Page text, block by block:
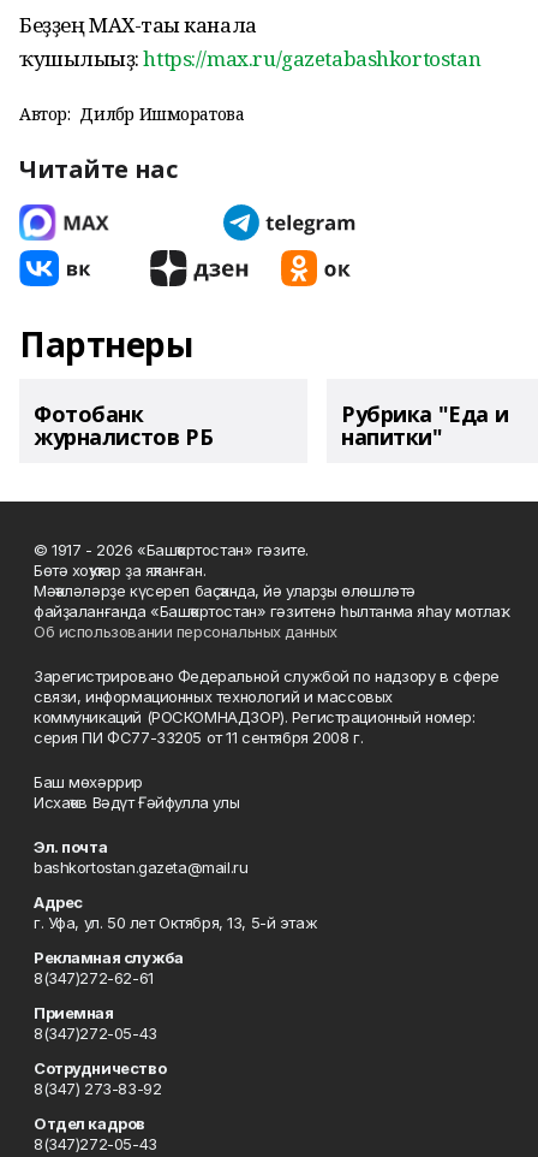
Беҙҙең МАХ-тағы каналға
ҡушылығыҙ:https://max.ru/gazetabashkortostan
Автор: Дилбәр Ишморатова
Читайте нас
Партнеры
Фотобанк
журналистов РБ
Рубрика "Еда и
напитки"
© 1917 - 2026 «Башҡортостан» гәзите.
Бөтә хоҡуҡтар ҙа яҡланған.
Мәҡәләләрҙе күсереп баҫҡанда, йә уларҙы өлөшләтә
файҙаланғанда «Башҡортостан» гәзитенә һылтанма яһау мотлаҡ.
Об использовании персональных данных
Зарегистрировано Федеральной службой по надзору в сфере
связи, информационных технологий и массовых
коммуникаций (РОСКОМНАДЗОР). Регистрационный номер:
серия ПИ ФС77-33205 от 11 сентября 2008 г.
Баш мөхәррир
Исхаҡов Вәдүт Ғәйфулла улы
Эл. почта
bashkortostan.gazeta@mail.ru
Адрес
г. Уфа, ул. 50 лет Октября, 13, 5-й этаж
Рекламная служба
8(347)272-62-61
Приемная
8(347)272-05-43
Сотрудничество
8(347) 273-83-92
Отдел кадров
8(347)272-05-43